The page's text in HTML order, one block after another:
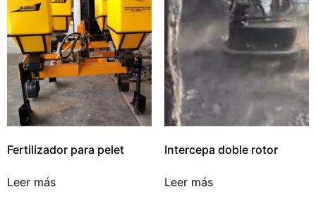
Fertilizador para pelet
Leer más
Intercepa doble rotor
Leer más